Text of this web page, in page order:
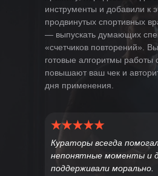
инструменты и добавили к
продвинутых спортивных
— выпускать думающих
«счетчиков повторений».
готовые алгоритмы работы
повышают ваш чек и
дня применения.
Кураторы всегда
непонятные моменты и
поддерживали морально.
Программа курса по
вальгусу